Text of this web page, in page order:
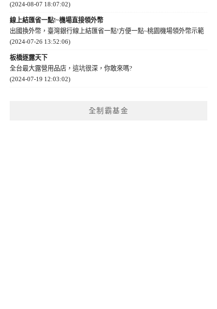
(2024-08-07 18:07:02)
線上結匯省一點!~機場直接領外幣
出國換外幣，臺灣銀行線上結匯省一點!方便一點~桃園機場領外幣示範
(2024-07-26 13:52:06)
板橋逐露天下
全台最大露營用品店，這坑很深，你敢來嗎?
(2024-07-19 12:03:02)
全制霸基金